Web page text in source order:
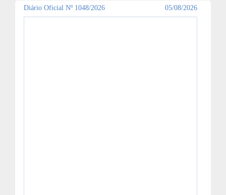
Diário Oficial Nº 1048/2026 05/08/2026